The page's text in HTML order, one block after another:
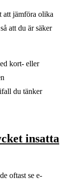
att jämföra olika
att du är säker
kort- eller
du tänker
insatta
oftast se e-